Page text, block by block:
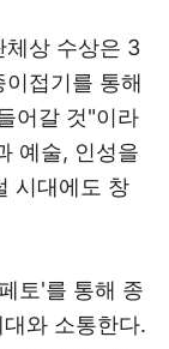
체상 수상은 3
접기를 통해
어갈 것"이라
예술, 인성을
시대에도 창
토'를 통해 종
와 소통한다.